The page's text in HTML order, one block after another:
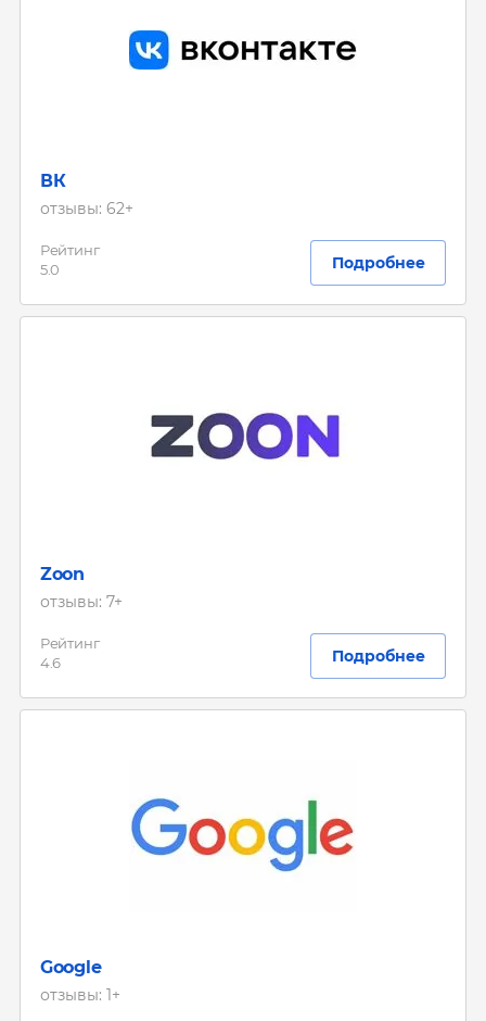
ВК
отзывы: 62+
Рейтинг
5.0
Подробнее
Zoon
отзывы: 7+
Рейтинг
4.6
Подробнее
Google
отзывы: 1+